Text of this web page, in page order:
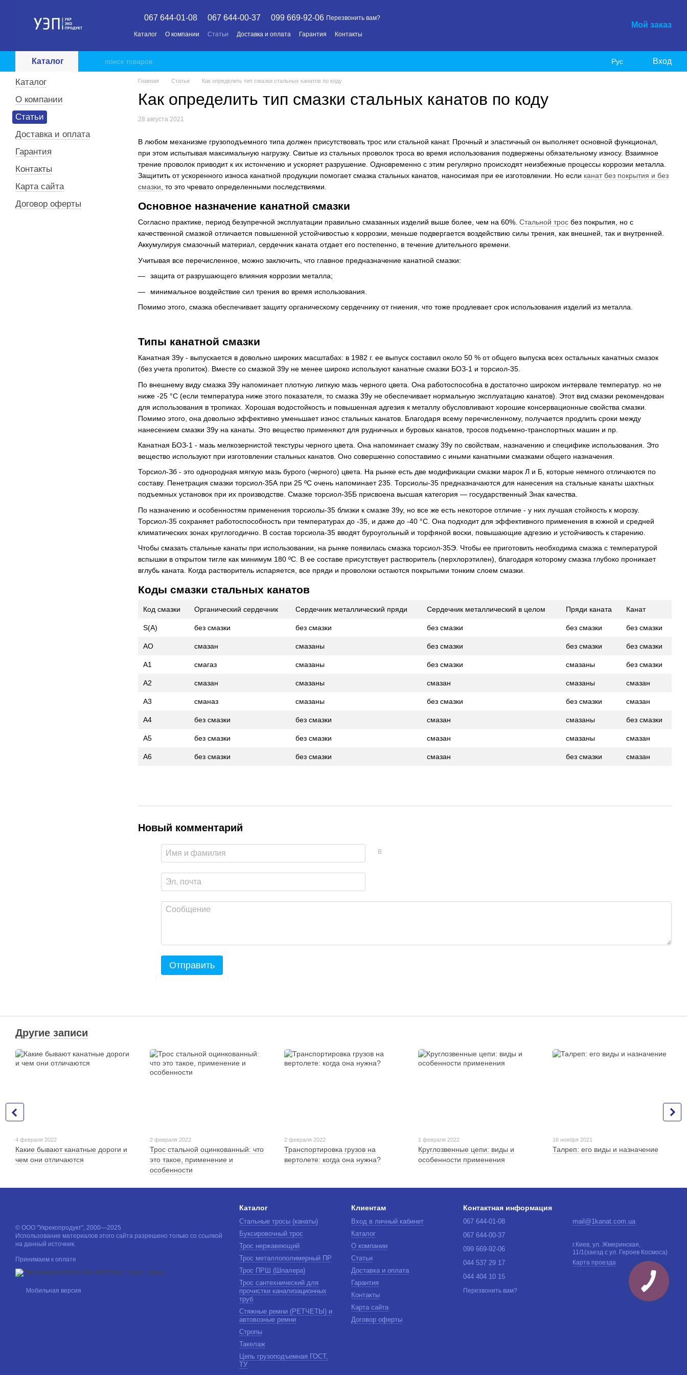
067 644-01-08 067 644-00-37 099 669-92-06 Перезвонить вам?
Каталог О компании Статьи Доставка и оплата Гарантия Контакты
Мой заказ
Каталог Рус Вход
Главная Статьи Как определить тип смазки стальных канатов по коду
Как определить тип смазки стальных канатов по коду
28 августа 2021
В любом механизме грузоподъемного типа должен присутствовать трос или стальной канат. Прочный и эластичный он выполняет основной функционал,
при этом испытывая максимальную нагрузку. Свитые из стальных проволок троса во время использования подвержены обязательному износу. Взаимное
трение проволок приводит к их истончению и ускоряет разрушение. Одновременно с этим регулярно происходят неизбежные процессы коррозии металла.
Защитить от ускоренного износа канатной продукции помогает смазка стальных канатов, наносимая при ее изготовлении. Но если канат без покрытия и без
смазки, то это чревато определенными последствиями.
Основное назначение канатной смазки
Согласно практике, период безупречной эксплуатации правильно смазанных изделий выше более, чем на 60%. Стальной трос без покрытия, но с
качественной смазкой отличается повышенной устойчивостью к коррозии, меньше подвергается воздействию силы трения, как внешней, так и внутренней.
Аккумулируя смазочный материал, сердечник каната отдает его постепенно, в течение длительного времени.
Учитывая все перечисленное, можно заключить, что главное предназначение канатной смазки:
защита от разрушающего влияния коррозии металла;
минимальное воздействие сил трения во время использования.
Помимо этого, смазка обеспечивает защиту органическому сердечнику от гниения, что тоже продлевает срок использования изделий из металла.
Типы канатной смазки
Канатная 39у - выпускается в довольно широких масштабах: в 1982 г. ее выпуск составил около 50 % от общего выпуска всех остальных канатных смазок
(без учета пропиток). Вместе со смазкой 39у не менее широко используют канатные смазки БОЗ-1 и торсиол-35.
По внешнему виду смазка 39у напоминает плотную липкую мазь черного цвета. Она работоспособна в достаточно широком интервале температур. но не
ниже -25 °С (если температура ниже этого показателя, то смазка 39у не обеспечивает нормальную эксплуатацию канатов). Этот вид смазки рекомендован
для использования в тропиках. Хорошая водостойкость и повышенная адгезия к металлу обусловливают хорошие консервационные свойства смазки.
Помимо этого, она довольно эффективно уменьшает износ стальных канатов. Благодаря всему перечисленному, получается продлить сроки между
нанесением смазки 39у на канаты. Это вещество применяют для рудничных и буровых канатов, тросов подъемно-транспортных машин и пр.
Канатная БОЗ-1 - мазь мелкозернистой текстуры черного цвета. Она напоминает смазку 39у по свойствам, назначению и специфике использования. Это
вещество используют при изготовлении стальных канатов. Оно совершенно сопоставимо с иными канатными смазками общего назначения.
Торсиол-Зб - это однородная мягкую мазь бурого (черного) цвета. На рынке есть две модификации смазки марок Л и Б, которые немного отличаются по
составу. Пенетрация смазки торсиол-35А при 25 ºС очень напоминает 235. Торсиолы-35 предназначаются для нанесения на стальные канаты шахтных
подъемных установок при их производстве. Смазке торсиол-35Б присвоена высшая категория — государственный Знак качества.
По назначению и особенностям применения торсиолы-35 близки к смазке 39у, но все же есть некоторое отличие - у них лучшая стойкость к морозу.
Торсиол-35 сохраняет работоспособность при температурах до -35, и даже до -40 °С. Она подходит для эффективного применения в южной и средней
климатических зонах круглогодично. В состав торсиола-35 вводят буроугольный и торфяной воски, повышающие адгезию и устойчивость к старению.
Чтобы смазать стальные канаты при использовании, на рынке появилась смазка торсиол-35Э. Чтобы ее приготовить необходима смазка с температурой
вспышки в открытом тигле как минимум 180 ºС. В ее составе присутствует растворитель (перхлорэтилен), благодаря которому смазка глубоко проникает
вглубь каната. Когда растворитель испаряется, все пряди и проволоки остаются покрытыми тонким слоем смазки.
Коды смазки стальных канатов
Код смазки Органический сердечник Сердечник металлический пряди Сердечник металлический в целом Пряди каната Канат
S(A) без смазки без смазки без смазки без смазки без смазки
AO смазан смазаны без смазки без смазки без смазки
A1 смагаз смазаны без смазки смазаны без смазки
A2 смазан смазаны смазан смазаны смазан
A3 сманаз смазаны без смазки без смазки смазан
A4 без смазки без смазки смазан смазаны без смазки
A5 без смазки без смазки смазан смазаны смазан
A6 без смазки без смазки смазан без смазки смазан
Новый комментарий
В
Отправить
Каталог
О компании
Статьи
Доставка и оплата
Гарантия
Контакты
Карта сайта
Договор оферты
Другие записи
4 февраля 2022
Какие бывают канатные дороги и
чем они отличаются
2 февраля 2022
Трос стальной оцинкованный: что
это такое, применение и
особенности
2 февраля 2022
Транспортировка грузов на
вертолете: когда она нужна?
1 февраля 2022
Круглозвенные цепи: виды и
особенности применения
16 ноября 2021
Талреп: его виды и назначение
© ООО "Укрекопродукт", 2000—2025
Использование материалов этого сайта разрешено только со ссылкой
на данный источник.
Принимаем к оплате
Мобильная версия
Каталог
Стальные тросы (канаты)
Буксировочный трос
Трос нержавеющий
Трос металлополимерный ПР
Трос ПРШ (Шпалера)
Трос сантехнический для
прочистки канализационных
труб
Стяжные ремни (РЕТЧЕТЫ) и
автовозные ремни
Стропы
Такелаж
Цепь грузоподъемная ГОСТ,
ТУ
Клиентам
Вход в личный кабинет
Каталог
О компании
Статьи
Доставка и оплата
Гарантия
Контакты
Карта сайта
Договор оферты
Контактная информация
067 644-01-08
067 644-00-37
099 669-92-06
044 537 29 17
044 404 10 15
Перезвонить вам?
mail@1kanat.com.ua
г.Киев, ул. Жмеринская,
11/1(заезд с ул. Героев Космоса)
Карта проезда